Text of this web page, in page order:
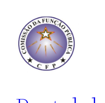
conteúdo